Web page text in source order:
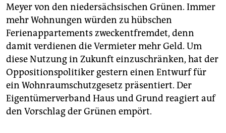
epaper login
Meyer von den niedersächsischen Grünen. Immer
mehr Wohnungen würden zu hübschen
Ferienappartements zweckentfremdet, denn
damit verdienen die Vermieter mehr Geld. Um
diese Nutzung in Zukunft einzuschränken, hat der
Oppositionspolitiker gestern einen Entwurf für
ein Wohnraumschutzgesetz präsentiert. Der
Eigentümerverband Haus und Grund reagiert auf
den Vorschlag der Grünen empört.